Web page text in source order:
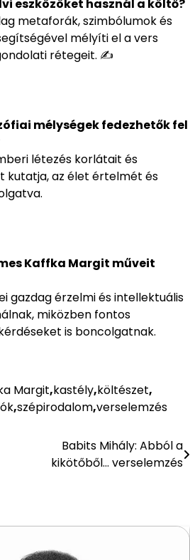
eszközöket használ a költő?
metaforák, szimbólumok és
mélyíti el a vers
rétegeit. ✍️
mélységek fedezhetők fel
létezés korlátait és
kutatja, az élet értelmét és
Kaffka Margit műveit
gazdag érzelmi és intellektuális
miközben fontos
is boncolgatnak.
Margit,kastély,költészet,
,szépirodalom,verselemzés
Babits Mihály: Abból a
kikötőből… verselemzés